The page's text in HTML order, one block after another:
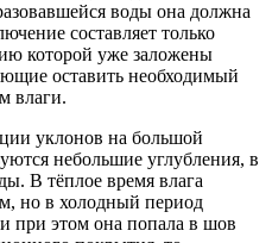
воды она должна
составляет только
которой уже заложены
оставить необходимый
влаги.
уклонов на большой
небольшие углубления, в
В тёплое время влага
но в холодный период
при этом она попала в шов